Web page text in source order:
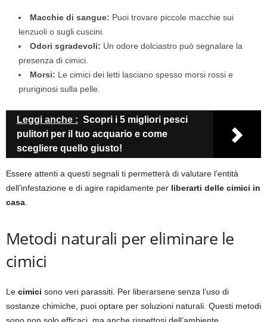
Macchie di sangue: Puoi trovare piccole macchie sui
lenzuoli o sugli cuscini.
Odori sgradevoli: Un odore dolciastro può segnalare la
presenza di cimici.
Morsi: Le cimici dei letti lasciano spesso morsi rossi e
pruriginosi sulla pelle.
Leggi anche : Scopri i 5 migliori pesci
pulitori per il tuo acquario e come
scegliere quello giusto!
Essere attenti a questi segnali ti permetterà di valutare l’entità
dell’infestazione e di agire rapidamente per liberarti delle cimici in
casa.
Metodi naturali per eliminare le
cimici
Le cimici sono veri parassiti. Per liberarsene senza l’uso di
sostanze chimiche, puoi optare per soluzioni naturali. Questi metodi